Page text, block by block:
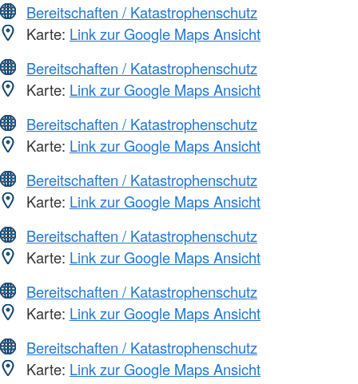
Bereitschaften / Katastrophenschutz
Karte: Link zur Google Maps Ansicht
Bereitschaften / Katastrophenschutz
Karte: Link zur Google Maps Ansicht
Bereitschaften / Katastrophenschutz
Karte: Link zur Google Maps Ansicht
Bereitschaften / Katastrophenschutz
Karte: Link zur Google Maps Ansicht
Bereitschaften / Katastrophenschutz
Karte: Link zur Google Maps Ansicht
Bereitschaften / Katastrophenschutz
Karte: Link zur Google Maps Ansicht
Bereitschaften / Katastrophenschutz
Karte: Link zur Google Maps Ansicht